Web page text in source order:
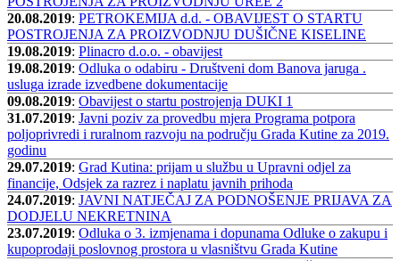
20.08.2019: PETROKEMIJA d.d. - OBAVIJEST O STARTU
POSTROJENJA ZA PROIZVODNJU DUŠIČNE KISELINE
19.08.2019: Plinacro d.o.o. - obavijest
19.08.2019: Odluka o odabiru - Društveni dom Banova jaruga .
usluga izrade izvedbene dokumentacije
09.08.2019: Obavijest o startu postrojenja DUKI 1
31.07.2019: Javni poziv za provedbu mjera Programa potpora
poljoprivredi i ruralnom razvoju na području Grada Kutine za 2019.
godinu
29.07.2019: Grad Kutina: prijam u službu u Upravni odjel za
financije, Odsjek za razrez i naplatu javnih prihoda
24.07.2019: JAVNI NATJEČAJ ZA PODNOŠENJE PRIJAVA ZA
DODJELU NEKRETNINA
23.07.2019: Odluka o 3. izmjenama i dopunama Odluke o zakupu i
kupoprodaji poslovnog prostora u vlasništvu Grada Kutine